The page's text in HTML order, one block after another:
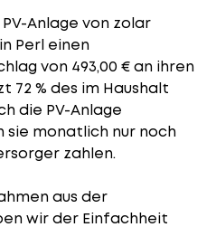
Anlage von zolar
Perl einen
von 493,00 € an ihren
72 % des im Haushalt
die PV-Anlage
sie monatlich nur noch
zahlen.
aus der
wir der Einfachheit